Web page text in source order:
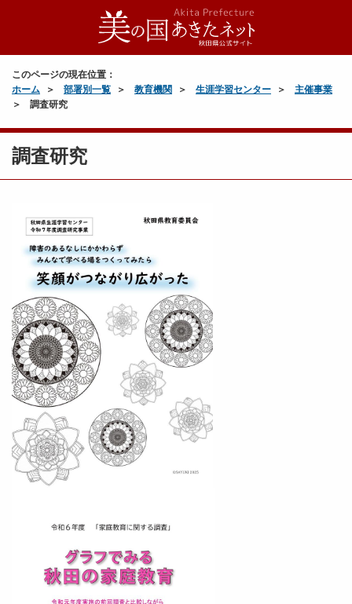
このページの現在位置：
ホーム
部署別一覧 教育機関 生涯学習センター
主催事業
調査研究
調査研究